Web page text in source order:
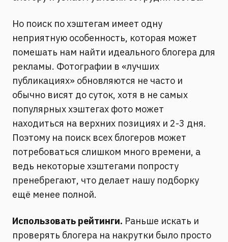
Но поиск по хэштегам имеет одну
неприятную особенность, которая может
помешать нам найти идеального блогера для
рекламы. Фотографии в «лучших
публикациях» обновляются не часто и
обычно висят до суток, хотя в не самых
популярных хэштегах фото может
находиться на верхних позициях и 2-3 дня.
Поэтому на поиск всех блогеров может
потребоваться слишком много времени, а
ведь некоторые хэштегами попросту
пренебрегают, что делает нашу подборку
ещё менее полной.
Использовать рейтинги. Раньше искать и
проверять блогера на накрутки было просто